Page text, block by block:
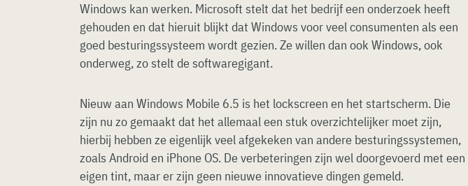
Windows kan werken. Microsoft stelt dat het bedrijf een onderzoek heeft
gehouden en dat hieruit blijkt dat Windows voor veel consumenten als een
goed besturingssysteem wordt gezien. Ze willen dan ook Windows, ook
onderweg, zo stelt de softwaregigant.
Nieuw aan Windows Mobile 6.5 is het lockscreen en het startscherm. Die
zijn nu zo gemaakt dat het allemaal een stuk overzichtelijker moet zijn,
hierbij hebben ze eigenlijk veel afgekeken van andere besturingssystemen,
zoals Android en iPhone OS. De verbeteringen zijn wel doorgevoerd met een
eigen tint, maar er zijn geen nieuwe innovatieve dingen gemeld.